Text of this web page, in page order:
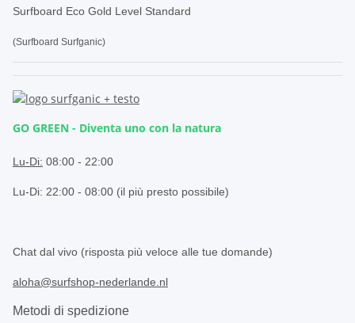
Surfboard Eco Gold Level Standard
(Surfboard Surfganic)
GO GREEN - Diventa uno con la natura
Lu-Di: 08:00 - 22:00
Lu-Di: 22:00 - 08:00 (il più presto possibile)
Chat dal vivo (risposta più veloce alle tue domande)
aloha@surfshop-nederlande.nl
Metodi di spedizione